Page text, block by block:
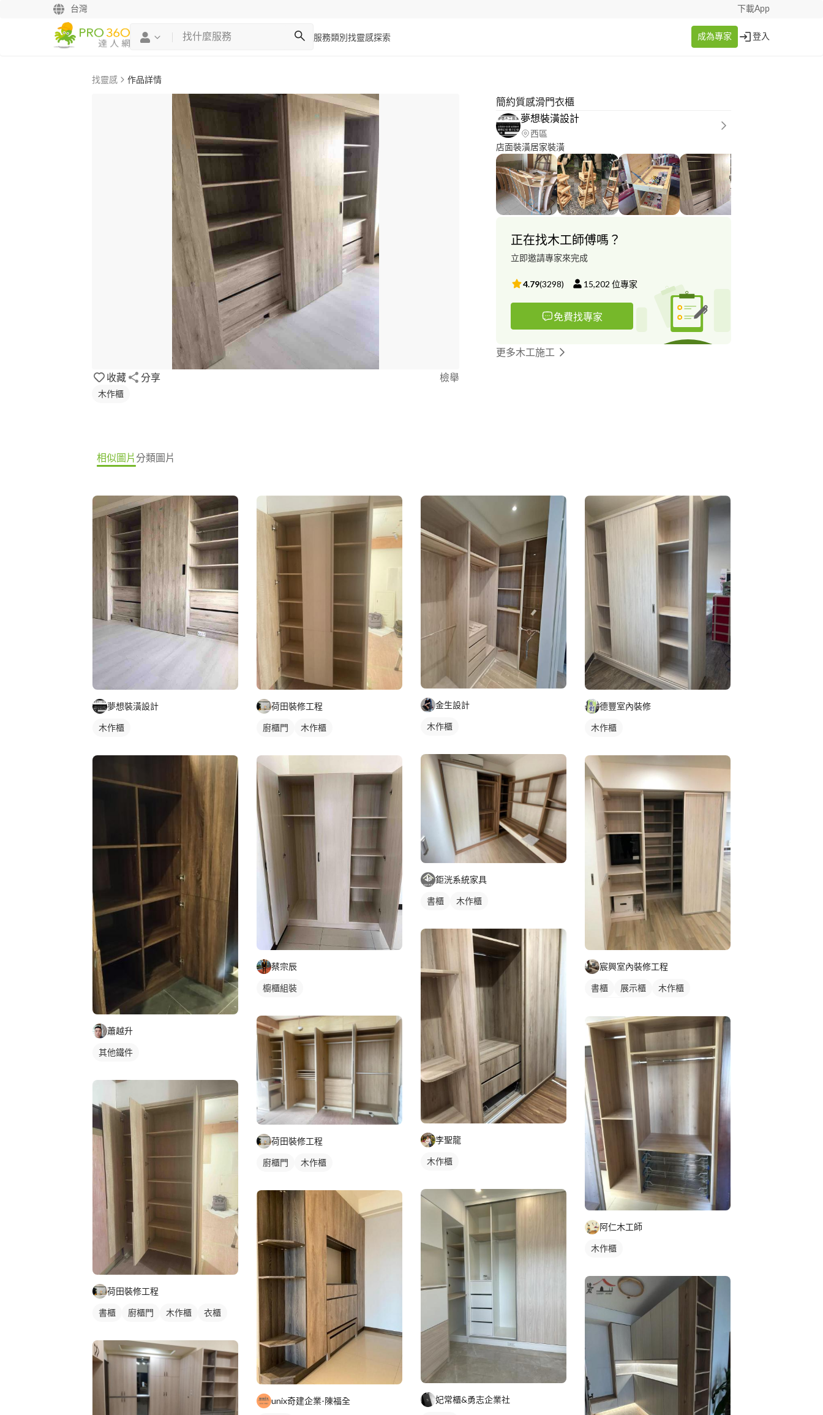
台灣 下載App
服務類別 找靈感探索 成為專家 登入
找靈感 作品詳情
收藏 分享 檢舉
木作櫃
簡約質感滑門衣櫃
夢想裝潢設計
西區
店面裝潢 居家裝潢
正在找木工師傅嗎？
立即邀請專家來完成
4.79(3298) 15,202 位專家
免費找專家
更多木工施工
相似圖片分類圖片
夢想裝潢設計
木作櫃
蕭越升
其他鐵件
荷田裝修工程
書櫃 廚櫃門 木作櫃 衣櫃
荷田裝修工程
廚櫃門 木作櫃
蔡宗辰
櫥櫃組裝
荷田裝修工程
廚櫃門 木作櫃
unix奇建企業-陳福全
金生設計
木作櫃
鉅洸系統家具
書櫃 木作櫃
李聖龍
木作櫃
妃常櫃&勇志企業社
德豐室內裝修
木作櫃
宸興室內裝修工程
書櫃 展示櫃
木作櫃
阿仁木工師
木作櫃